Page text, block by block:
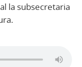
la subsecretaria